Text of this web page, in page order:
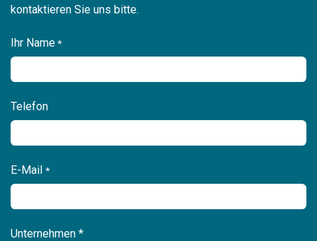
kontaktieren Sie uns bitte.
Ihr Name*
Telefon
E-Mail *
Unternehmen *